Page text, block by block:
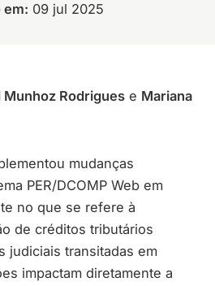
em: 09 jul 2025
Munhoz Rodrigues e Mariana
mudanças
PER/DCOMP Web em
no que se refere à
de créditos tributários
judiciais transitadas em
impactam diretamente a